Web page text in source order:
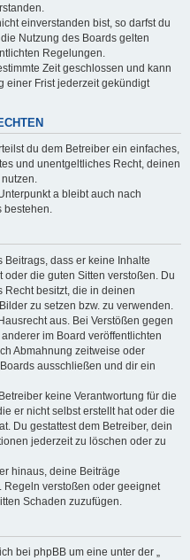
einverstanden bist, so darfst du
Nutzung des Boards gelten
Regelungen.
Zeit geschlossen und kann
einer Frist jederzeit gekündigt
du dem Betreiber ein einfaches,
und unentgeltliches Recht, deinen
a bleibt auch nach
bestehen.
Beitrags, dass er keine Inhalte
die guten Sitten verstoßen. Du
Recht besitzt, die in deinen
zu setzen bzw. zu verwenden.
aus. Bei Verstößen gegen
im Board veröffentlichten
Abmahnung zeitweise oder
ausschließen und dir ein
keine Verantwortung für die
er nicht selbst erstellt hat oder die
Du gestattest dem Betreiber, dein
jederzeit zu löschen oder zu
hinaus, deine Beiträge
Regeln verstoßen oder geeignet
Schaden zuzufügen.
bei phpBB um eine unter der „